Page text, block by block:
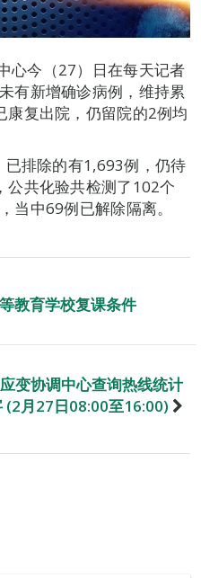
心今（27）日在每天记者
有新增确诊病例，维持累
复出院，仍留院的2例均
排除的有1,693例，仍待
公共化验共检测了102个
当中69例已解除隔离。
教育学校复课条件
变协调中心查询热线统计
(2月27日08:00至16:00)